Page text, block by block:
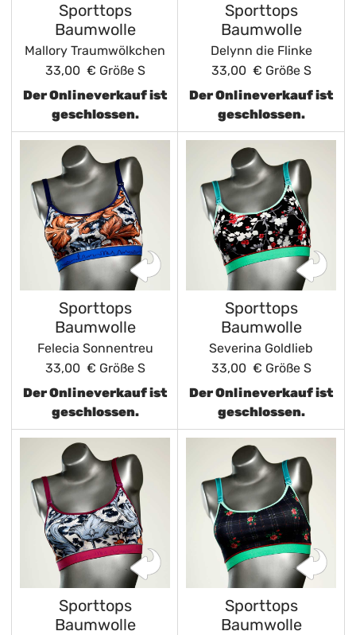
Sporttops
Baumwolle
Mallory Traumwölkchen
33,00 € Größe S
Der Onlineverkauf ist
geschlossen.
Sporttops
Baumwolle
Delynn die Flinke
33,00 € Größe S
Der Onlineverkauf ist
geschlossen.
Sporttops
Baumwolle
Felecia Sonnentreu
33,00 € Größe S
Der Onlineverkauf ist
geschlossen.
Sporttops
Baumwolle
Severina Goldlieb
33,00 € Größe S
Der Onlineverkauf ist
geschlossen.
Sporttops
Baumwolle
Sporttops
Baumwolle